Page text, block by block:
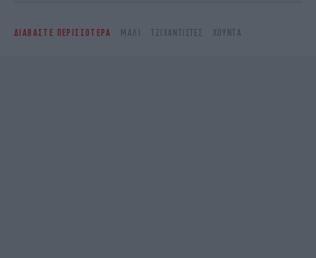
ΔΙΑΒΑΣΤΕ ΠΕΡΙΣΣΟΤΕΡΑ ΜΆΛΙ ΤΖΙΧΑΝΤΙΣΤΈΣ ΧΟΎΝΤΑ